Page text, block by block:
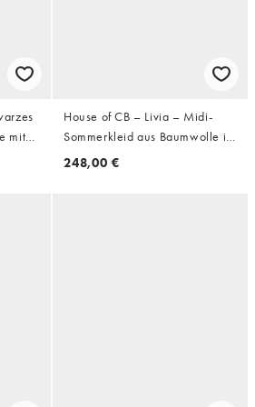
mit
House of CB – Livia – Midi-
Sommerkleid aus Baumwolle in
Weiß mit Rosenmuster
248,00 €